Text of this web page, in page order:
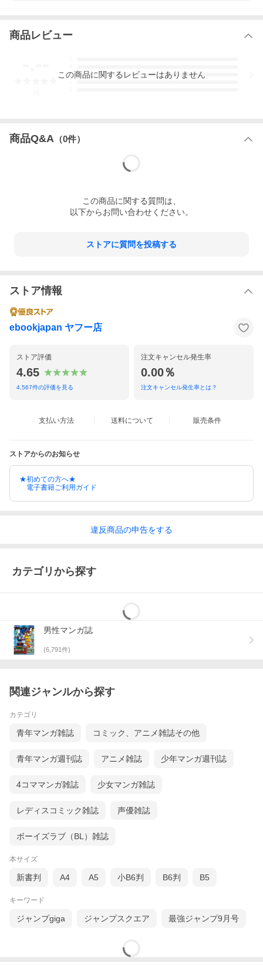
商品レビュー
3
この商品に関するレビューはありません
商品Q&A （0件）
この商品に関する質問は、
以下からお問い合わせください。
ストアに質問を投稿する
ストア情報
ebookjapan ヤフー店
ストア評価
4.65
4,567件の評価を見る
注文キャンセル発生率
0.00％
注文キャンセル発生率とは？
支払い方法 送料について 販売条件
ストアからのお知らせ
★初めての方へ★
電子書籍ご利用ガイド
違反商品の申告をする
カテゴリから探す
男性マンガ誌
(6,791 件)
関連ジャンルから探す
カテゴリ
青年マンガ雑誌 コミック、アニメ雑誌その他
青年マンガ週刊誌 アニメ雑誌 少年マンガ週刊誌
4コママンガ雑誌 少女マンガ雑誌
レディスコミック雑誌 声優雑誌
ボーイズラブ（BL）雑誌
本サイズ
新書判 A4 A5 小B6判 B6判 B5
キーワード
ジャンプgiga ジャンプスクエア 最強ジャンプ9月号